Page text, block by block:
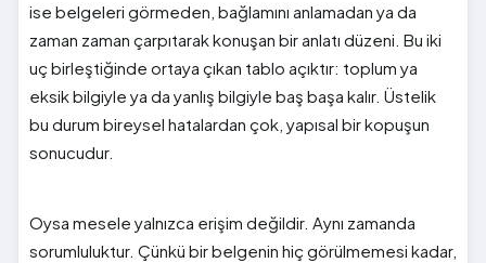
ise belgeleri görmeden, bağlamını anlamadan ya da
zaman zaman çarpıtarak konuşan bir anlatı düzeni. Bu iki
uç birleştiğinde ortaya çıkan tablo açıktır: toplum ya
eksik bilgiyle ya da yanlış bilgiyle baş başa kalır. Üstelik
bu durum bireysel hatalardan çok, yapısal bir kopuşun
sonucudur.
Oysa mesele yalnızca erişim değildir. Aynı zamanda
sorumluluktur. Çünkü bir belgenin hiç görülmemesi kadar,